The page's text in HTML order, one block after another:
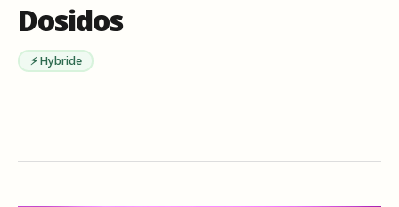
Dosidos
⚡ Hybride